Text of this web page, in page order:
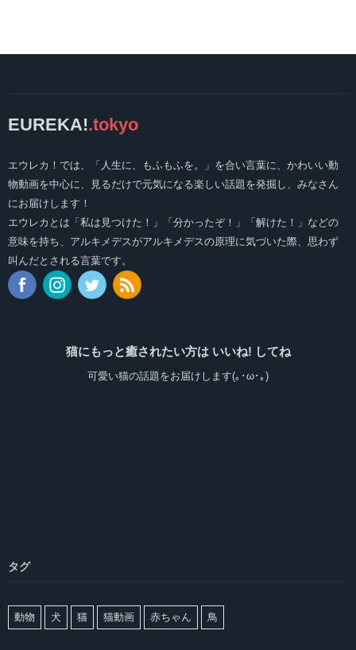
EUREKA!.tokyo
エウレカ！では、「人生に、もふもふを。」を合い言葉に、かわいい動
物動画を中心に、見るだけで元気になる楽しい話題を発掘し、みなさん
にお届けします！
エウレカとは「私は見つけた！」「分かったぞ！」「解けた！」などの
意味を持ち、アルキメデスがアルキメデスの原理に気づいた際、思わず
叫んだとされる言葉です。
猫にもっと癒されたい方は いいね! してね
可愛い猫の話題をお届けします(｡･ω･｡)
タグ
動物 犬 猫 猫動画 赤ちゃん 鳥